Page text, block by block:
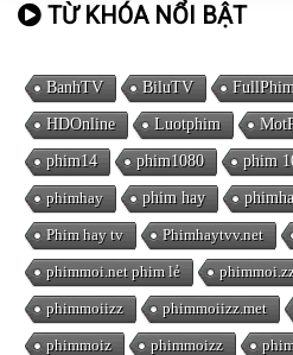
TỪ KHÓA NỔI BẬT
BanhTV BiluTV
HDOnline Luotphim
phim14 phim1080 phim
phimhay phim hay
Phim hay tv Phimhaytvv.net
phimmoi.net phim lẻ
phimmoiizz phimmoiizz.met
phimmoiz phimmoizz